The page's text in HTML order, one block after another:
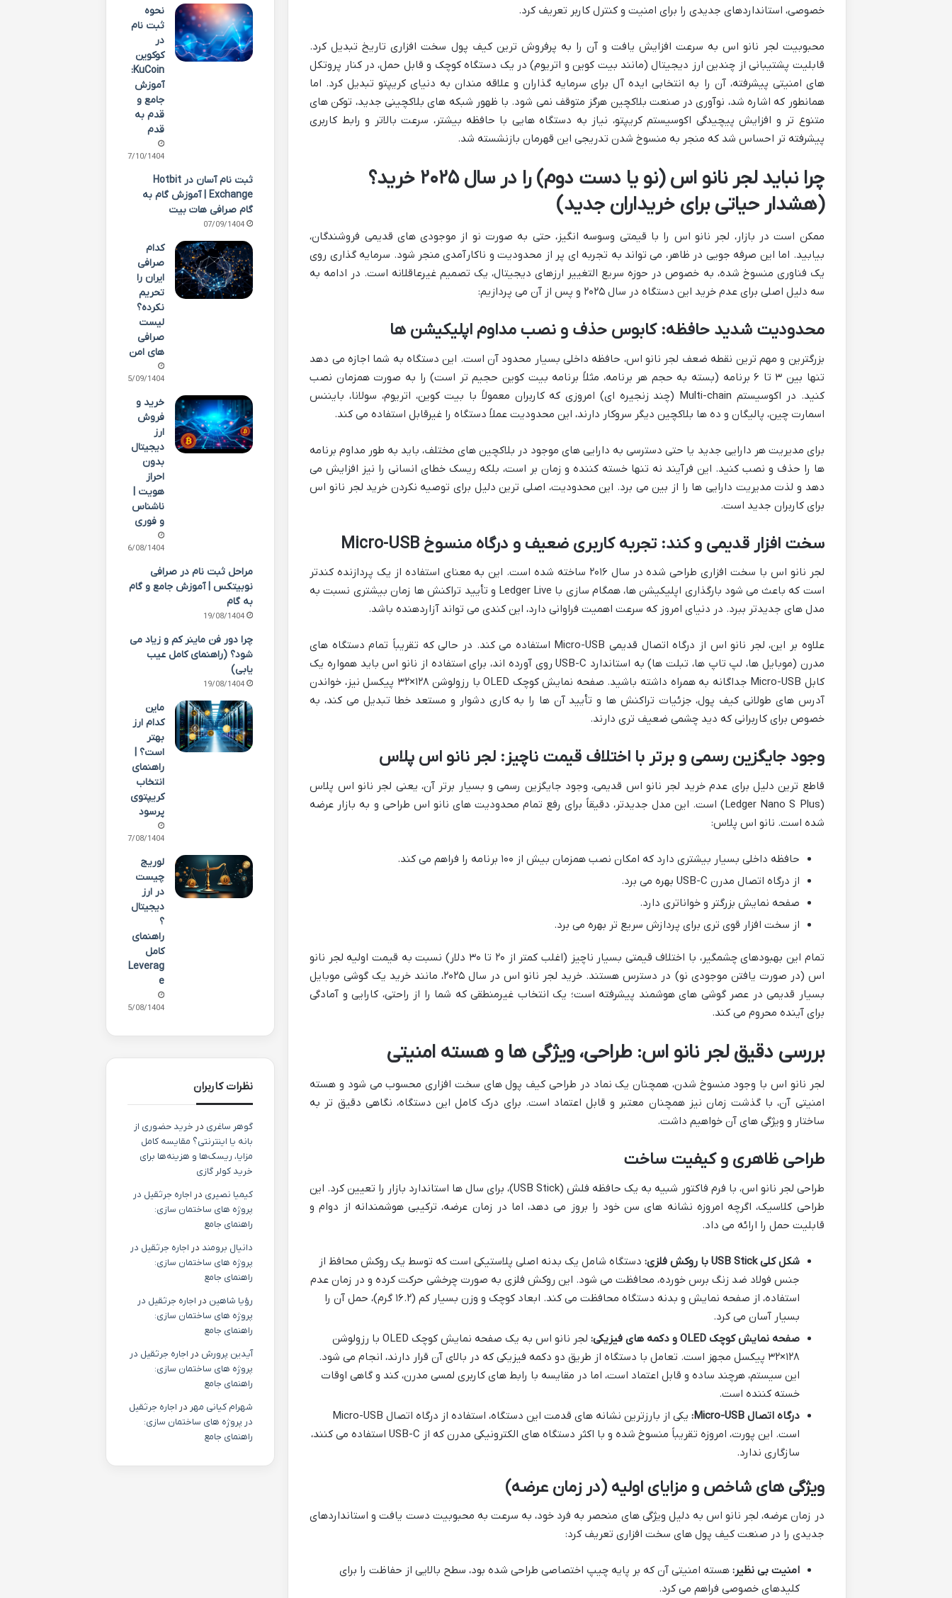
خصوصی، استانداردهای جدیدی را برای امنیت و کنترل کاربر تعریف کرد.
محبوبیت لجر نانو اس به سرعت افزایش یافت و آن را به پرفروش ترین کیف پول سخت افزاری تاریخ تبدیل کرد.
قابلیت پشتیبانی از چندین ارز دیجیتال (مانند بیت کوین و اتریوم) در یک دستگاه کوچک و قابل حمل، در کنار پروتکل
های امنیتی پیشرفته، آن را به انتخابی ایده آل برای سرمایه گذاران و علاقه مندان به دنیای کریپتو تبدیل کرد. اما
همانطور که اشاره شد، نوآوری در صنعت بلاکچین هرگز متوقف نمی شود. با ظهور شبکه های بلاکچینی جدید، توکن های
متنوع تر و افزایش پیچیدگی اکوسیستم کریپتو، نیاز به دستگاه هایی با حافظه بیشتر، سرعت بالاتر و رابط کاربری
پیشرفته تر احساس شد که منجر به منسوخ شدن تدریجی این قهرمان بازنشسته شد.
چرا نباید لجر نانو اس (نو یا دست دوم) را در سال ۲۰۲۵ خرید؟
(هشدار حیاتی برای خریداران جدید)
ممکن است در بازار، لجر نانو اس را با قیمتی وسوسه انگیز، حتی به صورت نو از موجودی های قدیمی فروشندگان،
بیابید. اما این صرفه جویی در ظاهر، می تواند به تجربه ای پر از محدودیت و ناکارآمدی منجر شود. سرمایه گذاری روی
یک فناوری منسوخ شده، به خصوص در حوزه سریع التغییر ارزهای دیجیتال، یک تصمیم غیرعاقلانه است. در ادامه به
سه دلیل اصلی برای عدم خرید این دستگاه در سال ۲۰۲۵ و پس از آن می پردازیم:
محدودیت شدید حافظه: کابوس حذف و نصب مداوم اپلیکیشن ها
بزرگترین و مهم ترین نقطه ضعف لجر نانو اس، حافظه داخلی بسیار محدود آن است. این دستگاه به شما اجازه می دهد
تنها بین ۳ تا ۶ برنامه (بسته به حجم هر برنامه، مثلاً برنامه بیت کوین حجیم تر است) را به صورت همزمان نصب
کنید. در اکوسیستم Multi-chain (چند زنجیره ای) امروزی که کاربران معمولاً با بیت کوین، اتریوم، سولانا، بایننس
اسمارت چین، پالیگان و ده ها بلاکچین دیگر سروکار دارند، این محدودیت عملاً دستگاه را غیرقابل استفاده می کند.
برای مدیریت هر دارایی جدید یا حتی دسترسی به دارایی های موجود در بلاکچین های مختلف، باید به طور مداوم برنامه
ها را حذف و نصب کنید. این فرآیند نه تنها خسته کننده و زمان بر است، بلکه ریسک خطای انسانی را نیز افزایش می
دهد و لذت مدیریت دارایی ها را از بین می برد. این محدودیت، اصلی ترین دلیل برای توصیه نکردن خرید لجر نانو اس
برای کاربران جدید است.
سخت افزار قدیمی و کند: تجربه کاربری ضعیف و درگاه منسوخ Micro-USB
لجر نانو اس با سخت افزاری طراحی شده در سال ۲۰۱۶ ساخته شده است. این به معنای استفاده از یک پردازنده کندتر
است که باعث می شود بارگذاری اپلیکیشن ها، همگام سازی با Ledger Live و تأیید تراکنش ها زمان بیشتری نسبت به
مدل های جدیدتر ببرد. در دنیای امروز که سرعت اهمیت فراوانی دارد، این کندی می تواند آزاردهنده باشد.
علاوه بر این، لجر نانو اس از درگاه اتصال قدیمی Micro-USB استفاده می کند. در حالی که تقریباً تمام دستگاه های
مدرن (موبایل ها، لپ تاپ ها، تبلت ها) به استاندارد USB-C روی آورده اند، برای استفاده از نانو اس باید همواره یک
کابل Micro-USB جداگانه به همراه داشته باشید. صفحه نمایش کوچک OLED با رزولوشن ۱۲۸×۳۲ پیکسل نیز، خواندن
آدرس های طولانی کیف پول، جزئیات تراکنش ها و تأیید آن ها را به کاری دشوار و مستعد خطا تبدیل می کند، به
خصوص برای کاربرانی که دید چشمی ضعیف تری دارند.
وجود جایگزین رسمی و برتر با اختلاف قیمت ناچیز: لجر نانو اس پلاس
قاطع ترین دلیل برای عدم خرید لجر نانو اس قدیمی، وجود جایگزین رسمی و بسیار برتر آن، یعنی لجر نانو اس پلاس
(Ledger Nano S Plus) است. این مدل جدیدتر، دقیقاً برای رفع تمام محدودیت های نانو اس طراحی و به بازار عرضه
شده است. نانو اس پلاس:
حافظه داخلی بسیار بیشتری دارد که امکان نصب همزمان بیش از ۱۰۰ برنامه را فراهم می کند.
از درگاه اتصال مدرن USB-C بهره می برد.
صفحه نمایش بزرگتر و خواناتری دارد.
از سخت افزار قوی تری برای پردازش سریع تر بهره می برد.
تمام این بهبودهای چشمگیر، با اختلاف قیمتی بسیار ناچیز (اغلب کمتر از ۲۰ تا ۳۰ دلار) نسبت به قیمت اولیه لجر نانو
اس (در صورت یافتن موجودی نو) در دسترس هستند. خرید لجر نانو اس در سال ۲۰۲۵، مانند خرید یک گوشی موبایل
بسیار قدیمی در عصر گوشی های هوشمند پیشرفته است؛ یک انتخاب غیرمنطقی که شما را از راحتی، کارایی و آمادگی
برای آینده محروم می کند.
بررسی دقیق لجر نانو اس: طراحی، ویژگی ها و هسته امنیتی
لجر نانو اس با وجود منسوخ شدن، همچنان یک نماد در طراحی کیف پول های سخت افزاری محسوب می شود و هسته
امنیتی آن، با گذشت زمان نیز همچنان معتبر و قابل اعتماد است. برای درک کامل این دستگاه، نگاهی دقیق تر به
ساختار و ویژگی های آن خواهیم داشت.
طراحی ظاهری و کیفیت ساخت
طراحی لجر نانو اس، با فرم فاکتور شبیه به یک حافظه فلش (USB Stick)، برای سال ها استاندارد بازار را تعیین کرد. این
طراحی کلاسیک، اگرچه امروزه نشانه های سن خود را بروز می دهد، اما در زمان عرضه، ترکیبی هوشمندانه از دوام و
قابلیت حمل را ارائه می داد.
شکل کلی USB Stick با روکش فلزی:
دستگاه شامل یک بدنه اصلی پلاستیکی است که توسط یک روکش محافظ از
جنس فولاد ضد زنگ برس خورده، محافظت می شود. این روکش فلزی به صورت چرخشی حرکت کرده و در زمان عدم
استفاده، از صفحه نمایش و بدنه دستگاه محافظت می کند. ابعاد کوچک و وزن بسیار کم (۱۶.۲ گرم)، حمل آن را
بسیار آسان می کرد.
صفحه نمایش کوچک OLED و دکمه های فیزیکی:
لجر نانو اس به یک صفحه نمایش کوچک OLED با رزولوشن
۱۲۸×۳۲ پیکسل مجهز است. تعامل با دستگاه از طریق دو دکمه فیزیکی که در بالای آن قرار دارند، انجام می شود.
این سیستم، هرچند ساده و قابل اعتماد است، اما در مقایسه با رابط های کاربری لمسی مدرن، کند و گاهی اوقات
خسته کننده است.
درگاه اتصال Micro-USB:
یکی از بارزترین نشانه های قدمت این دستگاه، استفاده از درگاه اتصال Micro-USB
است. این پورت، امروزه تقریباً منسوخ شده و با اکثر دستگاه های الکترونیکی مدرن که از USB-C استفاده می کنند،
سازگاری ندارد.
ویژگی های شاخص و مزایای اولیه (در زمان عرضه)
در زمان عرضه، لجر نانو اس به دلیل ویژگی های منحصر به فرد خود، به سرعت به محبوبیت دست یافت و استانداردهای
جدیدی را در صنعت کیف پول های سخت افزاری تعریف کرد:
امنیت بی نظیر: هسته امنیتی آن که بر پایه چیپ اختصاصی طراحی شده بود، سطح بالایی از حفاظت را برای
کلیدهای خصوصی فراهم می کرد.
نحوه
ثبت نام
در
کوکوین
KuCoin:
آموزش
جامع و
قدم به
قدم
07/10/1404
ثبت نام آسان در Hotbit
Exchange | آموزش گام به
گام صرافی هات بیت
07/09/1404
کدام
صرافی
ایران را
تحریم
نکرده؟
لیست
صرافی
های امن
05/09/1404
خرید و
فروش
ارز
دیجیتال
بدون
احراز
هویت |
ناشناس
و فوری
26/08/1404
مراحل ثبت نام در صرافی
نوبیتکس | آموزش جامع و گام
به گام
19/08/1404
چرا دور فن ماینر کم و زیاد می
شود؟ (راهنمای کامل عیب
یابی)
19/08/1404
ماین
کدام ارز
بهتر
است؟ |
راهنمای
انتخاب
کریپتوی
پرسود
17/08/1404
لوریج
چیست
در ارز
دیجیتال
؟
راهنمای
کامل
Leverag
e
15/08/1404
نظرات کاربران
گوهر ساغری در خرید حضوری از
بانه یا اینترنتی؟ مقایسه کامل
مزایا، ریسک‌ها و هزینه‌ها برای
خرید کولر گازی
کیمیا نصیری در اجاره جرثقیل در
پروژه های ساختمان سازی:
راهنمای جامع
دانیال برومند در اجاره جرثقیل در
پروژه های ساختمان سازی:
راهنمای جامع
رؤیا شاهین در اجاره جرثقیل در
پروژه های ساختمان سازی:
راهنمای جامع
آیدین پرورش در اجاره جرثقیل در
پروژه های ساختمان سازی:
راهنمای جامع
شهرام کیانی مهر در اجاره جرثقیل
در پروژه های ساختمان سازی:
راهنمای جامع